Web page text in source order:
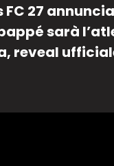
FC 27
sarà
reveal